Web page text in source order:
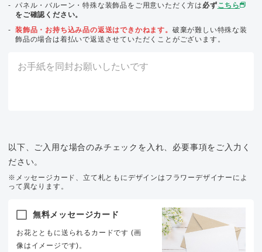
パネル・バルーン・特殊な装飾品をご用意いただく方は 必ずこちら
をご確認ください。
装飾品・お持ち込み品の返送はできかねます。 破棄が難しい特殊な装
飾品の場合は着払いで返送させていただくことがございます。
以下、ご入用な場合のみチェックを入れ、必要事項をご入力く
ださい。
※メッセージカード、立て札ともにデザインはフラワーデザイナーによ
って異なります。
無料メッセージカード
お花とともに送られるカードです (画
像はイメージです)。